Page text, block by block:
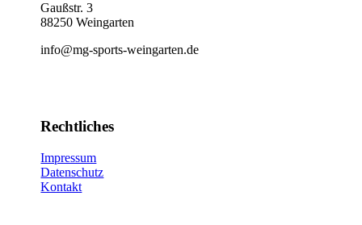
Gaußstr. 3
88250 Weingarten
info@mg-sports-weingarten.de
Rechtliches
Impressum
Datenschutz
Kontakt